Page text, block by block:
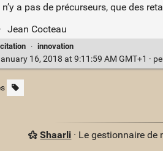
n’y a pas de précurseurs, que des
Jean Cocteau
citation · innovation
16, 2018 at 9:11:59 AM GMT+1 ·
Shaarli · Le gestionnaire